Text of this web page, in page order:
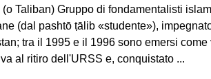
(o Taliban) Gruppo di fondamentalisti
(dal pashtō ṭālib «studente»),
tra il 1995 e il 1996 sono emersi
al ritiro dell'URSS e, conquistato ...